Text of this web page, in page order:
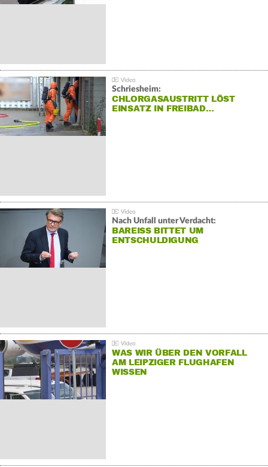
Schriesheim:
CHLORGASAUSTRITT LÖST
EINSATZ IN FREIBAD…
Nach Unfall unter Verdacht:
BAREISS BITTET UM E
NTSCHULDIGUNG
WAS WIR ÜBER DEN VORFALL
AM LEIPZIGER FLUGHAFEN
WISSEN